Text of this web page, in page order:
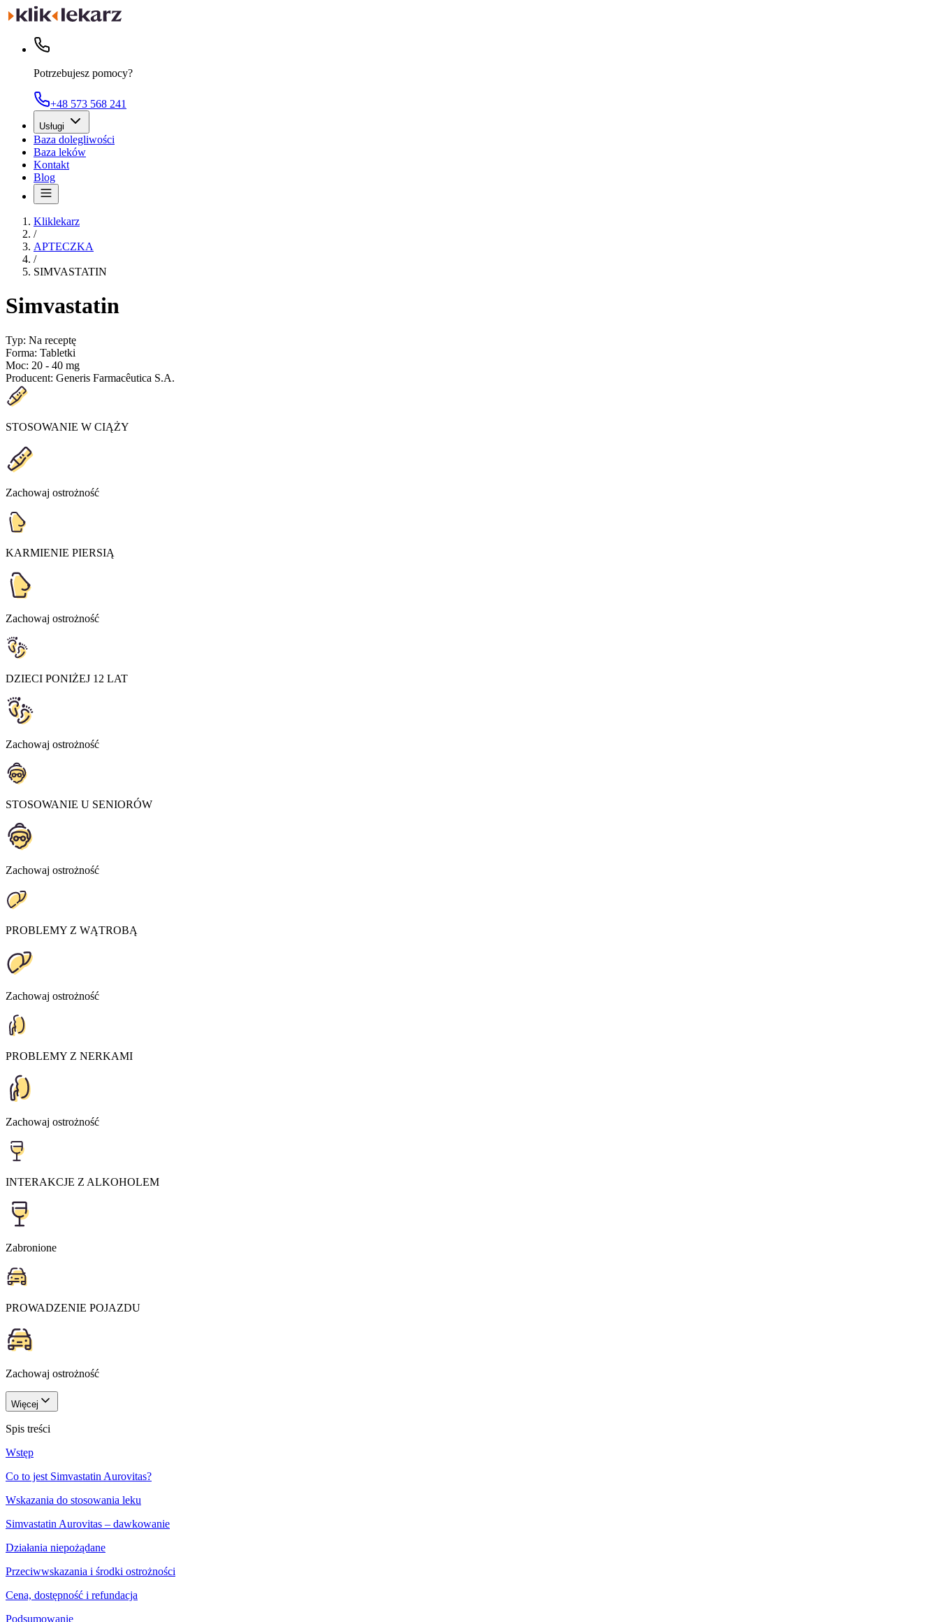
Potrzebujesz pomocy?
+48 573 568 241
Usługi
Baza dolegliwości
Baza leków
Kontakt
Blog
Kliklekarz
/
APTECZKA
/
SIMVASTATIN
Simvastatin
Typ: Na receptę
Forma: Tabletki
Moc: 20 - 40 mg
Producent: Generis Farmacêutica S.A.
STOSOWANIE W CIĄŻY
Zachowaj ostrożność
KARMIENIE PIERSIĄ
Zachowaj ostrożność
DZIECI PONIŻEJ 12 LAT
Zachowaj ostrożność
STOSOWANIE U SENIORÓW
Zachowaj ostrożność
PROBLEMY Z WĄTROBĄ
Zachowaj ostrożność
PROBLEMY Z NERKAMI
Zachowaj ostrożność
INTERAKCJE Z ALKOHOLEM
Zabronione
PROWADZENIE POJAZDU
Zachowaj ostrożność
Więcej
Spis treści
Wstęp
Co to jest Simvastatin Aurovitas?
Wskazania do stosowania leku
Simvastatin Aurovitas – dawkowanie
Działania niepożądane
Przeciwwskazania i środki ostrożności
Cena, dostępność i refundacja
Podsumowanie